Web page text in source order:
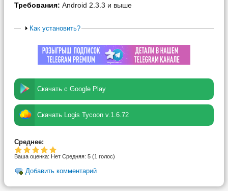
Требования: Android 2.3.3 и выше
Как установить?
Скачать с Google Play
Скачать Logis Tycoon v.1.6.72
Среднее:
Ваша оценка: Нет Средняя: 5 (1 голос)
Добавить комментарий